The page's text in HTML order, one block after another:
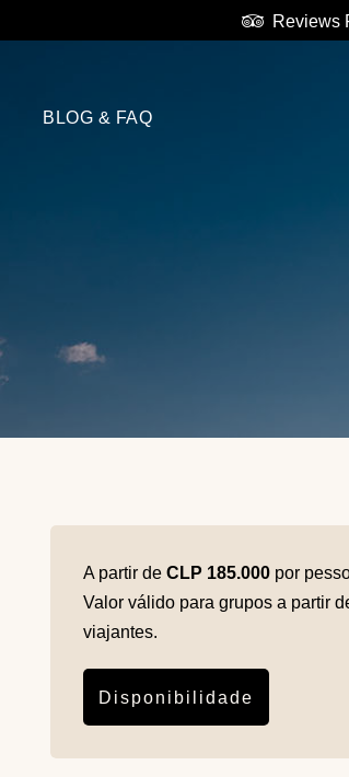
Reviews
BLOG & FAQ
A partir de CLP 185.000por
Valor válido para grupos a partir
viajantes.
Disponibilidade